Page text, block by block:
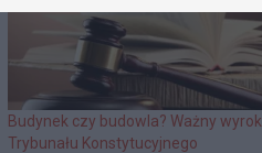
Budynek czy budowla? Ważny wyrok
Trybunału Konstytucyjnego